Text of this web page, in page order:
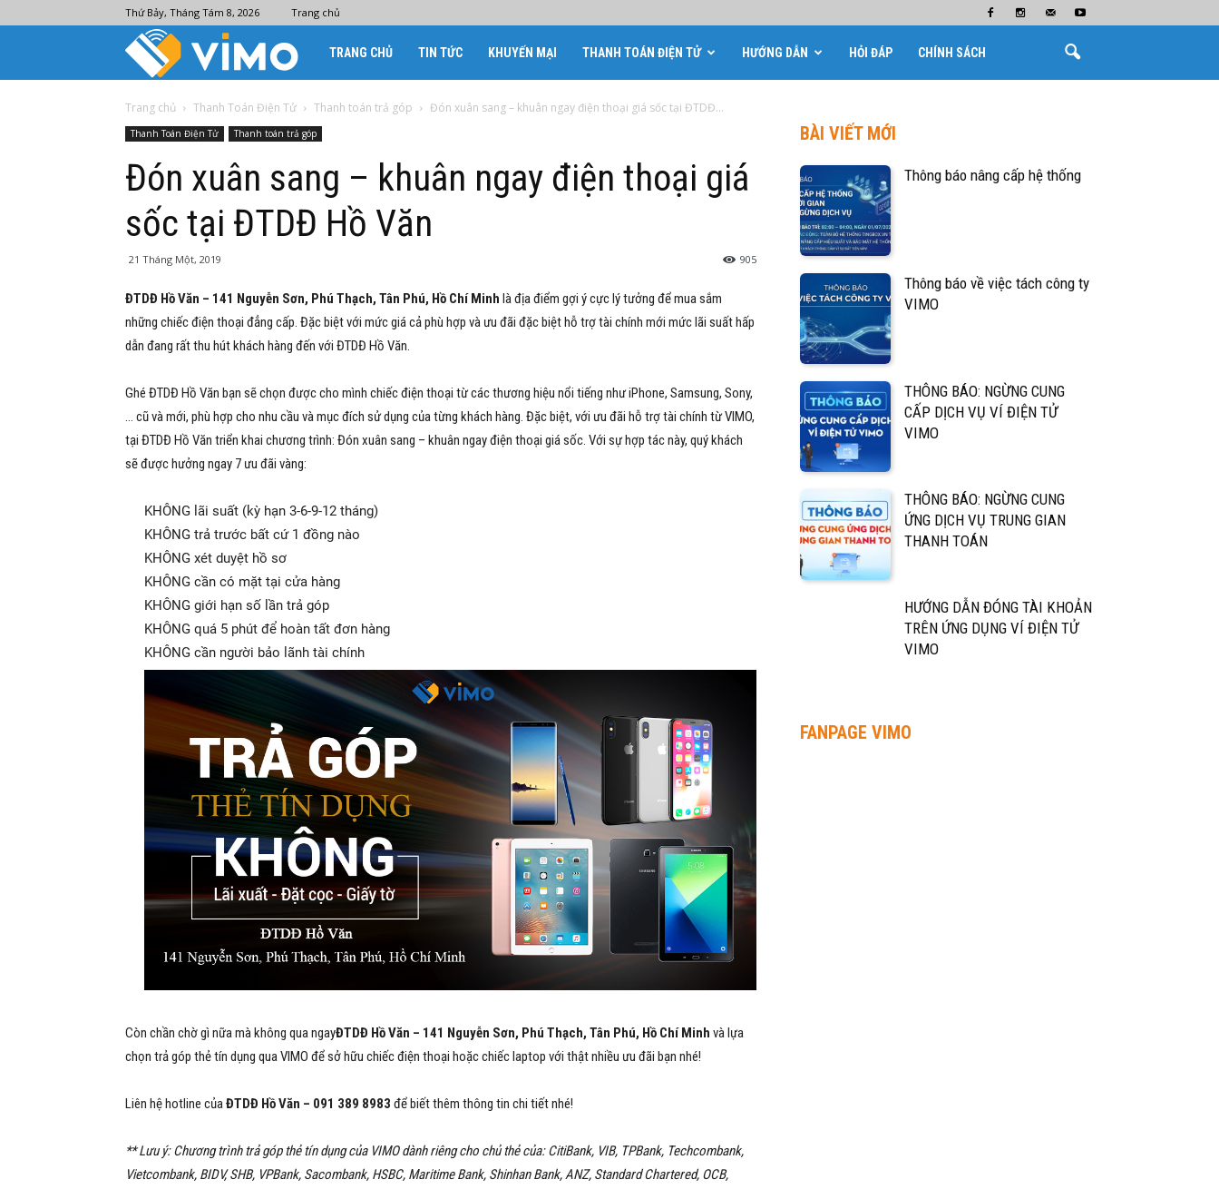
Thứ Bảy, Tháng Tám 8, 2026 Trang chủ
điện
Vimo
TRANG CHỦ TIN TỨC KHUYẾN MẠI THANH TOÁN ĐIỆN TỬ HƯỚNG DẪN HỎI ĐÁP CHÍNH SÁCH
Trang chủ Thanh Toán Điện Tử Thanh toán trả góp Đón xuân sang – khuân ngay điện thoại giá sốc tại ĐTDĐ...
Thanh Toán Điện Tử Thanh toán trả góp
Đón xuân sang – khuân ngay điện thoại giá
sốc tại ĐTDĐ Hồ Văn
21 Tháng Một, 2019 905
ĐTDĐ Hồ Văn – 141 Nguyễn Sơn, Phú Thạch, Tân Phú, Hồ Chí Minh là địa điểm gợi ý cực lý tưởng để mua sắm
những chiếc điện thoại đẳng cấp. Đặc biệt với mức giá cả phù hợp và ưu đãi đặc biệt hỗ trợ tài chính mới mức lãi suất hấp
dẫn đang rất thu hút khách hàng đến với ĐTDĐ Hồ Văn.
Ghé ĐTDĐ Hồ Văn bạn sẽ chọn được cho mình chiếc điện thoại từ các thương hiệu nổi tiếng như iPhone, Samsung, Sony,
… cũ và mới, phù hợp cho nhu cầu và mục đích sử dụng của từng khách hàng. Đặc biệt, với ưu đãi hỗ trợ tài chính từ VIMO,
tại ĐTDĐ Hồ Văn triển khai chương trình: Đón xuân sang – khuân ngay điện thoại giá sốc. Với sự hợp tác này, quý khách
sẽ được hưởng ngay 7 ưu đãi vàng:
KHÔNG lãi suất (kỳ hạn 3-6-9-12 tháng)
KHÔNG trả trước bất cứ 1 đồng nào
KHÔNG xét duyệt hồ sơ
KHÔNG cần có mặt tại cửa hàng
KHÔNG giới hạn số lần trả góp
KHÔNG quá 5 phút để hoàn tất đơn hàng
KHÔNG cần người bảo lãnh tài chính
Còn chần chờ gì nữa mà không qua ngayĐTDĐ Hồ Văn – 141 Nguyễn Sơn, Phú Thạch, Tân Phú, Hồ Chí Minh và lựa
chọn trả góp thẻ tín dụng qua VIMO để sở hữu chiếc điện thoại hoặc chiếc laptop với thật nhiều ưu đãi bạn nhé!
Liên hệ hotline củaĐTDĐ Hồ Văn – 091 389 8983 để biết thêm thông tin chi tiết nhé!
** Lưu ý: Chương trình trả góp thẻ tín dụng của VIMO dành riêng cho chủ thẻ của: CitiBank, VIB, TPBank, Techcombank,
Vietcombank, BIDV, SHB, VPBank, Sacombank, HSBC, Maritime Bank, Shinhan Bank, ANZ, Standard Chartered, OCB,
BÀI VIẾT MỚI
Thông báo nâng cấp hệ thống
Thông báo về việc tách công ty
VIMO
THÔNG BÁO: NGỪNG CUNG
CẤP DỊCH VỤ VÍ ĐIỆN TỬ
VIMO
THÔNG BÁO: NGỪNG CUNG
ỨNG DỊCH VỤ TRUNG GIAN
THANH TOÁN
HƯỚNG DẪN ĐÓNG TÀI KHOẢN
TRÊN ỨNG DỤNG VÍ ĐIỆN TỬ
VIMO
FANPAGE VIMO